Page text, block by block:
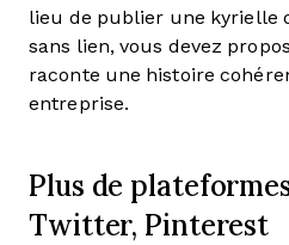
lieu de publier une kyrielle
sans lien, vous devez
raconte une histoire
entreprise.
Plus de
Twitter, Pinterest